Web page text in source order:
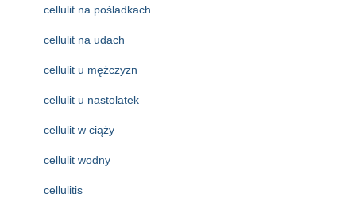
cellulit na pośladkach
cellulit na udach
cellulit u mężczyzn
cellulit u nastolatek
cellulit w ciąży
cellulit wodny
cellulitis